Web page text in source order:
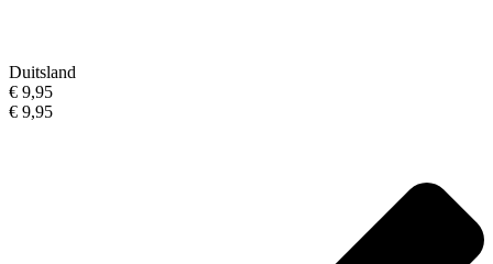
Duitsland
€ 9,95
€ 9,95